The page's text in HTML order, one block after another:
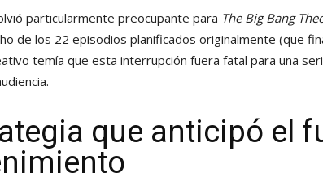
particularmente preocupante para The Big Bang
de los 22 episodios planificados originalmente (que
temía que esta interrupción fuera fatal para una
que anticipó el